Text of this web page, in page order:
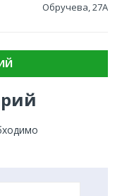
Обручева, 27А